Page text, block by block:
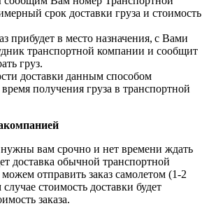
срок доставки груза и стоимость
прибудет в место назначения, с Вами
транспортной компании и сообщит
груз.
доставки данным способом
получения груза в транспортной
нужны вам срочно и нет времени ждать
доставка обычной транспортной
отправить заказ самолетом (1-2
стоимость доставки будет
заказа.